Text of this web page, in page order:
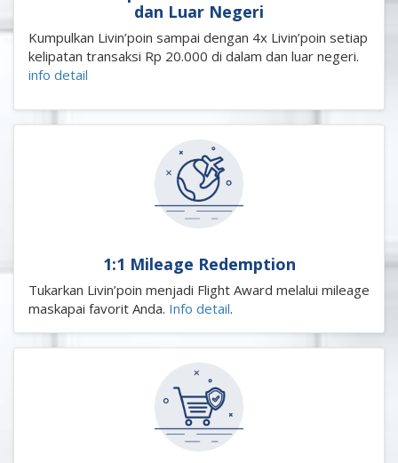
dan Luar Negeri
Kumpulkan Livin’poin sampai dengan 4x Livin’poin setiap
kelipatan transaksi Rp 20.000 di dalam dan luar negeri.
info detail
1:1 Mileage Redemption
Tukarkan Livin’poin menjadi Flight Award melalui mileage
maskapai favorit Anda. Info detail.